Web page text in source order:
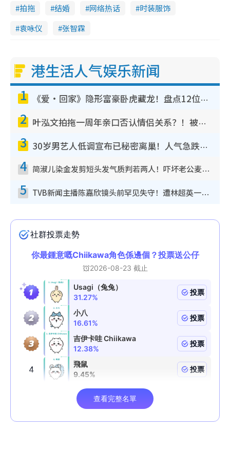
拍拖 结婚 网络热话
时装服饰
袁咏仪
张智霖
港生活人气娱乐新闻
1 《爱·回家》隐形富豪卧虎藏龙！盘点12位财气逼人的有钱艺人：这位美女3亿身家不愁做
2 叶泓文拍拖一周年亲口否认情侣关系？！被质疑感情造假竟称GM“普通同事”
3 30岁男艺人低调宣布已秘密离巢！人气急跌变失踪人口：“这几年过得并不容易”
4 简淑儿染金发剪短头发气质判若两人！吓坏老公麦大力都认不出：“你做什么？”
5 TVB新闻主播陈嘉欣镜头前罕见失守！遭林超英一句话突袭吓坏当场大笑